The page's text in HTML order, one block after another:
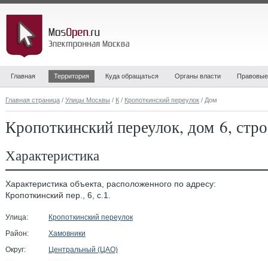
Главная Территория Куда обращаться Органы власти
Главная страница / Улицы Москвы / К / Кропоткинский переулок / Дом
Кропоткинский переулок, дом 6,
Характеристика
Характеристика объекта, расположенного по адресу:
Кропоткинский пер., 6, с.1.
Улица:
Кропоткинский переулок
Район:
Хамовники
Округ:
Центральный (ЦАО)